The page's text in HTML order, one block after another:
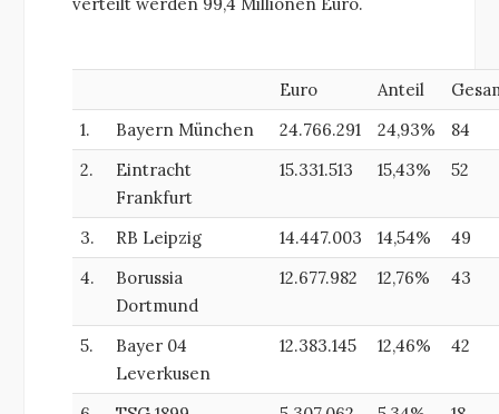
Euro Anteil
1.
Bayern München 24.766.291 24,93%
84
2.
Eintracht
Frankfurt
15.331.513 15,43% 52
3. RB Leipzig 14.447.003 14,54%
49
4.
Borussia
Dortmund
12.677.982 12,76% 43
5.
Bayer 04
Leverkusen
12.383.145 12,46% 42